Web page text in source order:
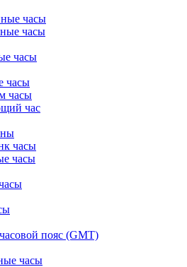
часы
часы
часы
часы
часы
час
часы
часы
пояс (GMT)
часы